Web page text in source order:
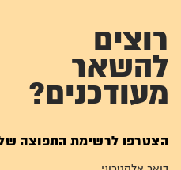
רוצים
להשאר
מעודכנים?
הצטרפו לרשימת התפוצה